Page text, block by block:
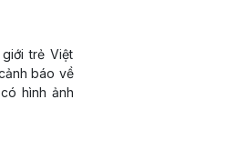
trẻ Việt
báo về
hình ảnh